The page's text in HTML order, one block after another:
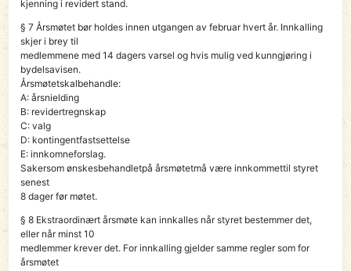
kjenning i revidert stand.
§ 7 Årsmøtet bør holdes innen utgangen av februar hvert år. Innkalling
skjer i brey til
medlemmene med 14 dagers varsel og hvis mulig ved kunngjøring i
bydelsavisen.
Årsmøtetskalbehandle:
A: årsnielding
B: revidertregnskap
C: valg
D: kontingentfastsettelse
E: innkomneforslag.
Sakersom ønskesbehandletpå årsmøtetmå være innkommettil styret
senest
8 dager før møtet.
§ 8 Ekstraordinært årsmøte kan innkalles når styret bestemmer det,
eller når minst 10
medlemmer krever det. For innkalling gjelder samme regler som for
årsmøtet